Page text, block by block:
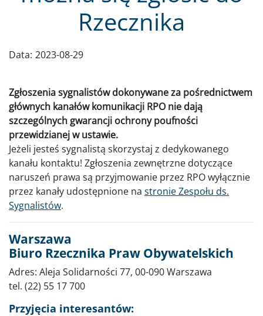
Rzecznika
Data: 2023-08-29
Zgłoszenia sygnalistów dokonywane za pośrednictwem
głównych kanałów komunikacji RPO nie dają
szczególnych gwarancji ochrony poufności
przewidzianej w ustawie.
Jeżeli jesteś sygnalistą skorzystaj z dedykowanego
kanału kontaktu! Zgłoszenia zewnętrzne dotyczące
naruszeń prawa są przyjmowanie przez RPO wyłącznie
przez kanały udostępnione na stronie Zespołu ds.
Sygnalistów.
Warszawa
Biuro Rzecznika Praw Obywatelskich
Adres: Aleja Solidarności 77, 00-090 Warszawa
tel. (22) 55 17 700
Przyjęcia interesantów: